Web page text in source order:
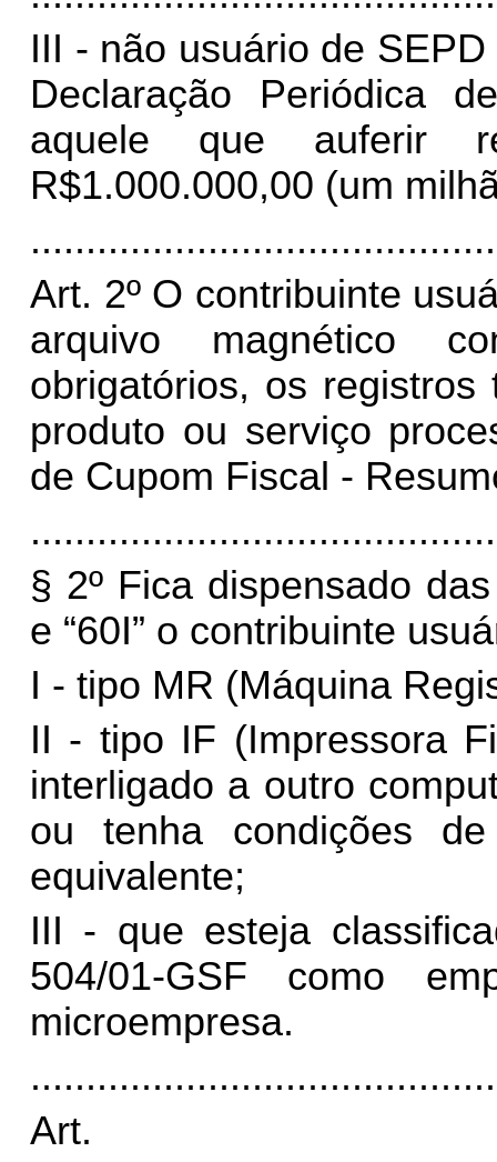
III - não usuário de
Declaração Periódica
aquele que auferir
R$1.000.000,00 (um
Art. 2º O contribuinte
arquivo magnético
obrigatórios, os registros
produto ou serviço
de Cupom Fiscal -
§ 2º Fica dispensado
e “60I” o contribuinte
I - tipo MR (Máquina
II - tipo IF (Impressora
interligado a outro
ou tenha condições
equivalente;
III - que esteja
504/01-GSF como
microempresa.